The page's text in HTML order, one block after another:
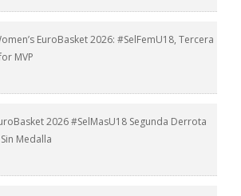
EuroBasket 2026: #SelFemU18, Tercera
MVP
2026 #SelMasU18 Segunda Derrota
Medalla